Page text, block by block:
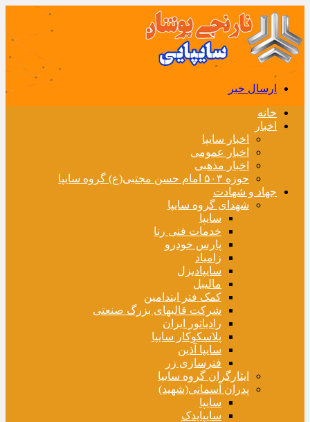
ارسال خبر
خانه
اخبار
اخبار سایپا
اخبار عمومی
اخبار مذهبی
حوزه ۵۰۳ امام حسن مجتبی(ع) گروه سایپا
جهاد و شهادت
شهدای گروه سایپا
سایپا
خدمات فنی رنا
پارس خودرو
زامیاد
سایپادیزل
مالیبل
کمک فنر ایندامین
شرکت قالبهای بزرگ صنعتی
رادیاتور ایران
پلاسکوکار سایپا
سایپا آذین
فنرسازی زر
ایثارگران گروه سایپا
پدران آسمانی(شهید)
سایپا
سایپایدک